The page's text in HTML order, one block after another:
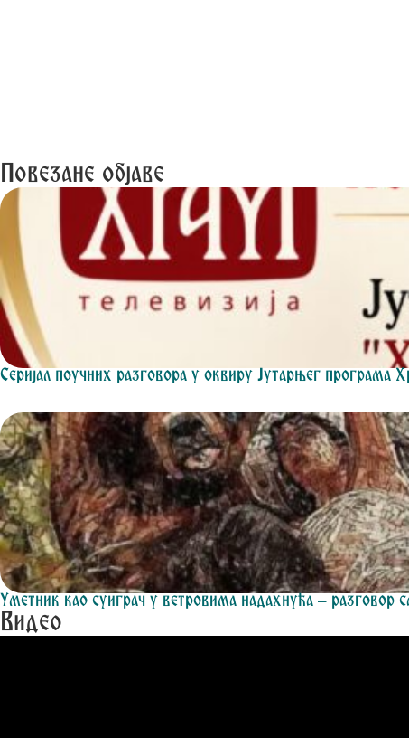
Повезане објаве
Серијал поучних разговора у оквиру Јутарњег програма
Уметник као суиграч у ветровима надахнућа –
Видео